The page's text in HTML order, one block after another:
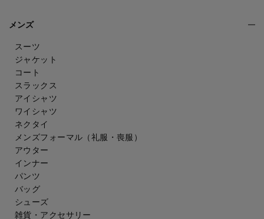
メンズ
スーツ
ジャケット
コート
スラックス
アイシャツ
ワイシャツ
ネクタイ
メンズフォーマル （礼服・喪服）
アウター
インナー
パンツ
バッグ
シューズ
雑貨・アクセサリー